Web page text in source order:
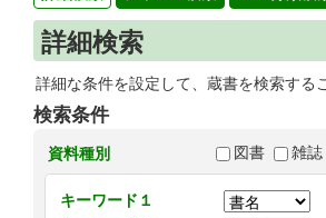
詳細検索
詳細な条件を設定して、蔵書を検索する
検索条件
資料種別 図書 雑誌
キーワード１